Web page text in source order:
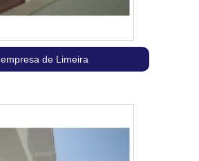
empresa de Limeira